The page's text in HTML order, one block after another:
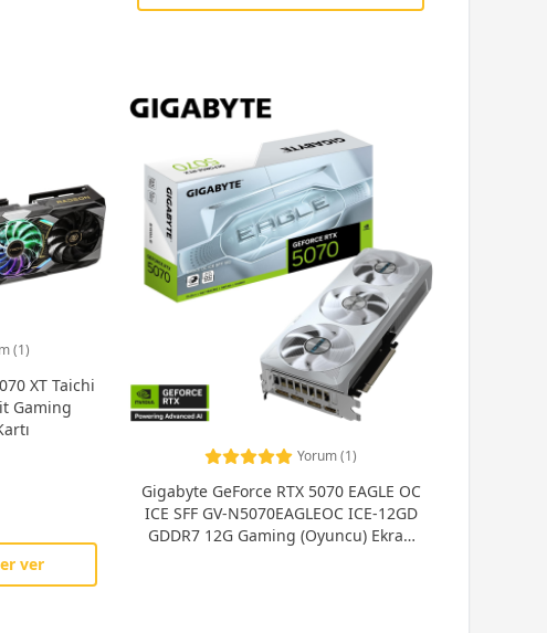
(1)
XT Taichi
Gaming
ver
Yorum (1)
Gigabyte GeForce RTX 5070 EAGLE OC
ICE SFF GV-N5070EAGLEOC ICE-12GD
GDDR7 12G Gaming (Oyuncu) Ekran